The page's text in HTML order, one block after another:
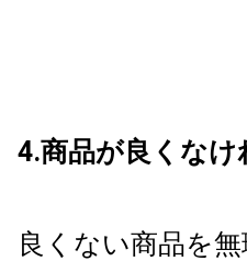
4.商品が良くな
良くない商品を